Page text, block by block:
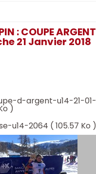
: COUPE ARGENT
21 Janvier 2018
d-argent-u14-21-01-
)
u14-2064 ( 105.57 Ko )